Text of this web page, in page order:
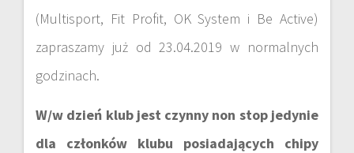
(Multisport, Fit Profit, OK System i Be Active)
zapraszamy już od 23.04.2019 w normalnych
godzinach.
W/w dzień klub jest czynny non stop jedynie
dla członków klubu posiadających chipy